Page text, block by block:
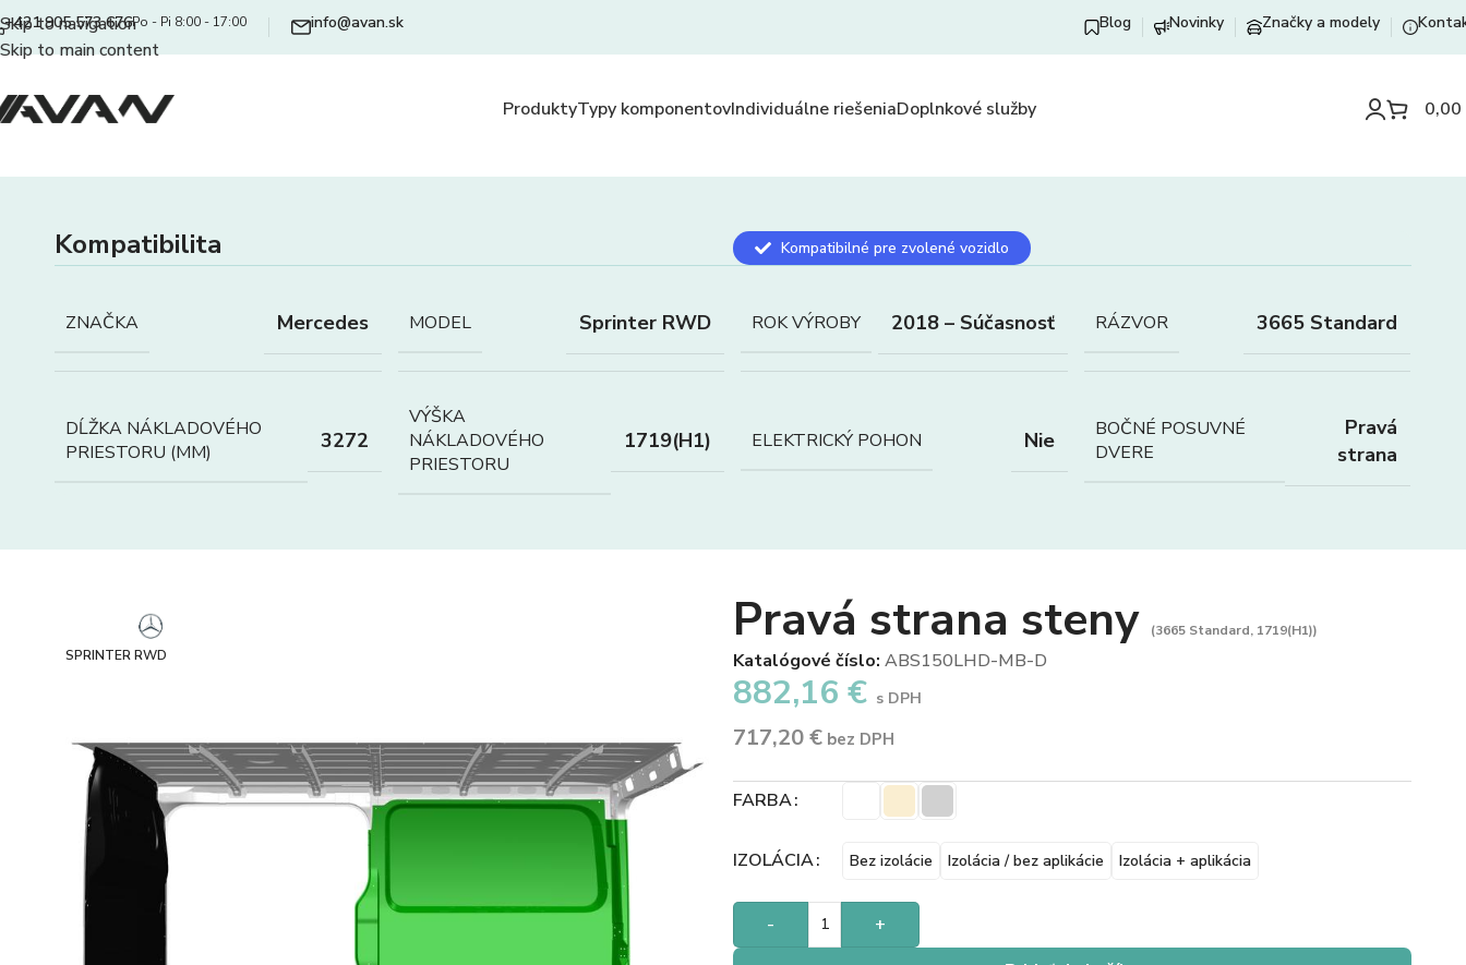
Skip to navigation
Skip to main content
+421 905 573 676Po - Pi 8:00 - 17:00 info@avan.sk Blog Novinky Značky a modely
ProduktyTypy komponentovIndividuálne riešeniaDoplnkové služby 0,00
Kompatibilita Kompatibilné pre zvolené vozidlo
ZNAČKA Mercedes MODEL Sprinter RWD ROK VÝROBY 2018 – Súčasnosť RÁZVOR 3665 Standard
DĹŽKA NÁKLADOVÉHO
PRIESTORU (MM)
3272
VÝŠKA
NÁKLADOVÉHO
PRIESTORU
1719(H1) ELEKTRICKÝ POHON Nie
BOČNÉ POSUVNÉ
DVERE
Pravá
strana
SPRINTER RWD
Pravá strana steny (3665 Standard, 1719(H1))
Katalógové číslo: ABS150LHD-MB-D
882,16 € s DPH
717,20€bez DPH
FARBA
IZOLÁCIA Bez izolácie Izolácia / bez aplikácie Izolácia + aplikácia
-
+